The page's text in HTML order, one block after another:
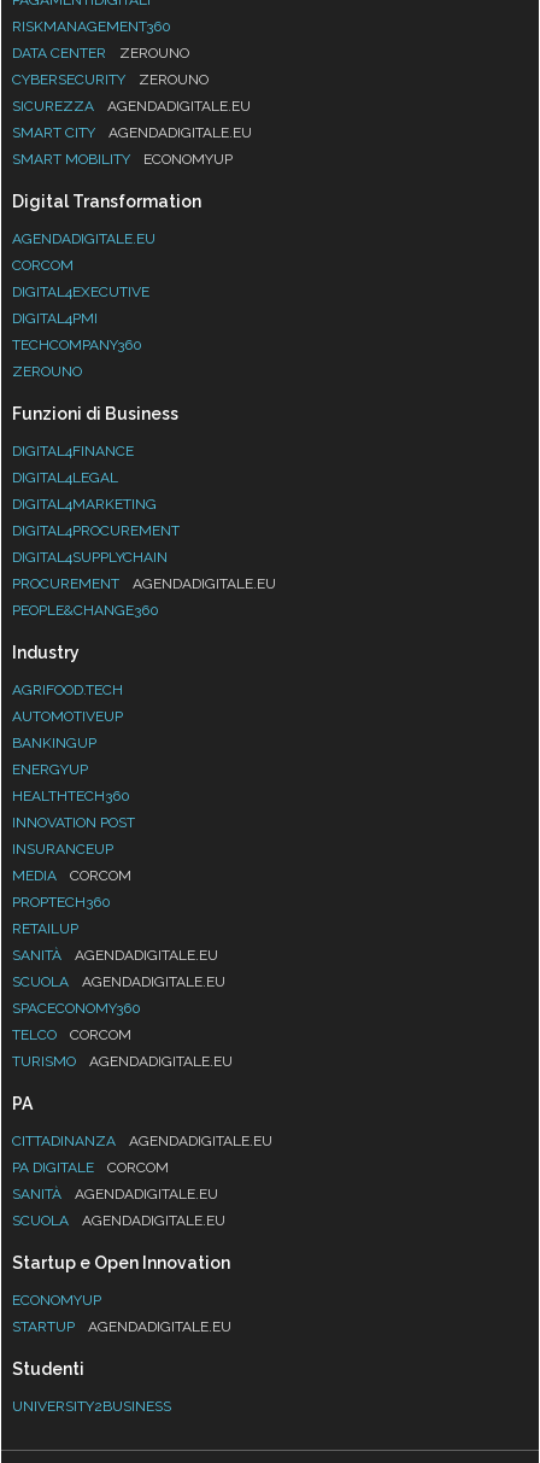
RISKMANAGEMENT360
DATA CENTER
ZEROUNO
CYBERSECURITY
ZEROUNO
SICUREZZA
AGENDADIGITALE.EU
SMART CITY
AGENDADIGITALE.EU
SMART MOBILITY
ECONOMYUP
Digital Transformation
AGENDADIGITALE.EU
CORCOM
DIGITAL4EXECUTIVE
DIGITAL4PMI
TECHCOMPANY360
ZEROUNO
Funzioni di Business
DIGITAL4FINANCE
DIGITAL4LEGAL
DIGITAL4MARKETING
DIGITAL4PROCUREMENT
DIGITAL4SUPPLYCHAIN
PROCUREMENT
AGENDADIGITALE.EU
PEOPLE&CHANGE360
Industry
AGRIFOOD.TECH
AUTOMOTIVEUP
BANKINGUP
ENERGYUP
HEALTHTECH360
INNOVATION POST
INSURANCEUP
MEDIA
CORCOM
PROPTECH360
RETAILUP
SANITÀ
AGENDADIGITALE.EU
SCUOLA
AGENDADIGITALE.EU
SPACECONOMY360
TELCO
CORCOM
TURISMO
AGENDADIGITALE.EU
PA
CITTADINANZA
AGENDADIGITALE.EU
PA DIGITALE
CORCOM
SANITÀ
AGENDADIGITALE.EU
SCUOLA
AGENDADIGITALE.EU
Startup e Open Innovation
ECONOMYUP
STARTUP
AGENDADIGITALE.EU
Studenti
UNIVERSITY2BUSINESS